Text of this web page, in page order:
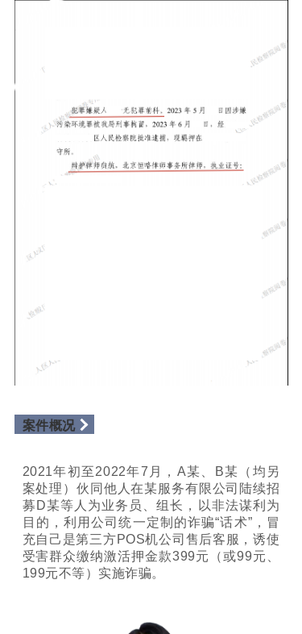
案件概况
2021年初至2022年7月，A某、B某（均另
案处理）伙同他人在某服务有限公司陆续招
募D某等人为业务员、组长，以非法谋利为
目的，利用公司统一定制的诈骗“话术”，冒
充自己是第三方POS机公司售后客服，诱使
受害群众缴纳激活押金款399元（或99元、
199元不等）实施诈骗。